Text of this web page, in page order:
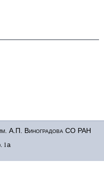
А.П. Виноградова СО РАН
1а